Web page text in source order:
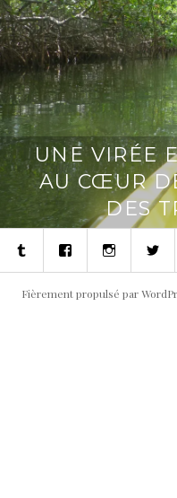
UNE VIRÉE
AU CŒUR
DES
TumblrFacebook
Fièrement propulsé par